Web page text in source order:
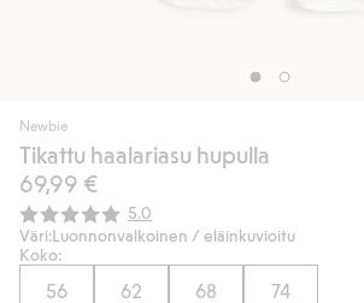
Newbie
Tikattu haalariasu hupulla
69,99 €
Keskimääräinen luokitus:
5.0
Väri:Luonnonvalkoinen / eläinkuvioitu
Koko:
56 62 68 74